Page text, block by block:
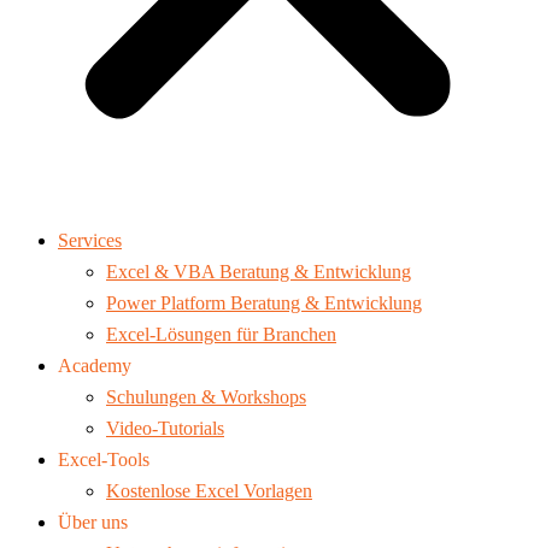
Services
Excel & VBA Beratung & Entwicklung
Power Platform Beratung & Entwicklung
Excel-Lösungen für Branchen
Academy
Schulungen & Workshops
Video-Tutorials
Excel-Tools
Kostenlose Excel Vorlagen
Über uns